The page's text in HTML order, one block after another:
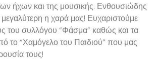
ήχων και της μουσικής. Ενθουσιώδης
η χαρά μας! Ευχαριστούμε
του συλλόγου “Φάσμα” καθώς και τα
το “Χαμόγελο του Παιδιού” που μας
τους!